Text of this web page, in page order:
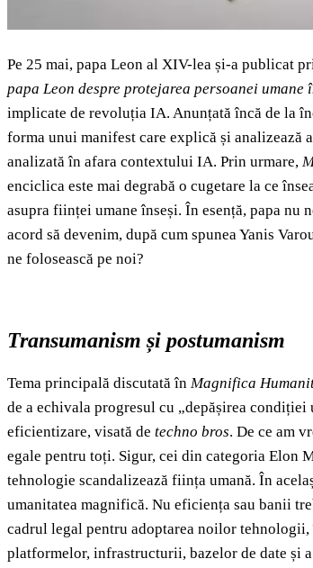
Pe 25 mai, papa Leon al XIV-lea și-a publicat
papa Leon despre protejarea persoanei
implicate de revoluția IA. Anunțată încă de la
forma unui manifest care explică și analizează
analizată în afara contextului IA. Prin urmare,
enciclica este mai degrabă o cugetare la ce
asupra ființei umane înseși. În esență, papa nu
acord să devenim, după cum spunea Yanis
ne folosească pe noi?
Transumanism și postumanism
Tema principală discutată în Magnifica
de a echivala progresul cu „depășirea condiției
eficientizare, visată de techno bros. De ce am
egale pentru toți. Sigur, cei din categoria Elon
tehnologie scandalizează ființa umană. În
umanitatea magnifică. Nu eficiența sau banii
cadrul legal pentru adoptarea noilor
platformelor, infrastructurii, bazelor de date și